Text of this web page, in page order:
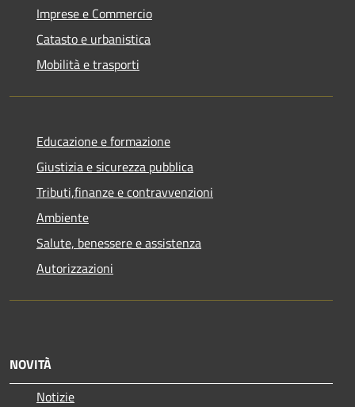
Imprese e Commercio
Catasto e urbanistica
Mobilità e trasporti
Educazione e formazione
Giustizia e sicurezza pubblica
Tributi,finanze e contravvenzioni
Ambiente
Salute, benessere e assistenza
Autorizzazioni
NOVITÀ
Notizie